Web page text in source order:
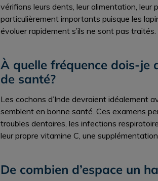
vérifions leurs dents, leur alimentation,
particulièrement importants puisque les
évoluer rapidement s’ils ne sont pas traités.
À quelle fréquence dois-je
de santé?
Les cochons d’Inde devraient idéalement
semblent en bonne santé. Ces examens
troubles dentaires, les infections
leur propre vitamine C, une
De combien d’espace un